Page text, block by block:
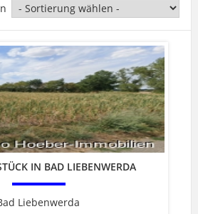
IN BAD LIEBENWERDA
Liebenwerda